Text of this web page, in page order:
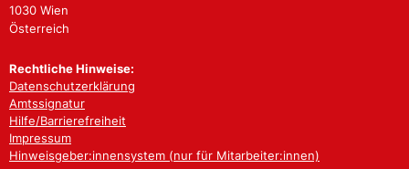
1030 Wien
Österreich
Rechtliche Hinweise:
Datenschutzerklärung
Amtssignatur
Hilfe/Barrierefreiheit
Impressum
Hinweisgeber:innensystem (nur für Mitarbeiter:innen)